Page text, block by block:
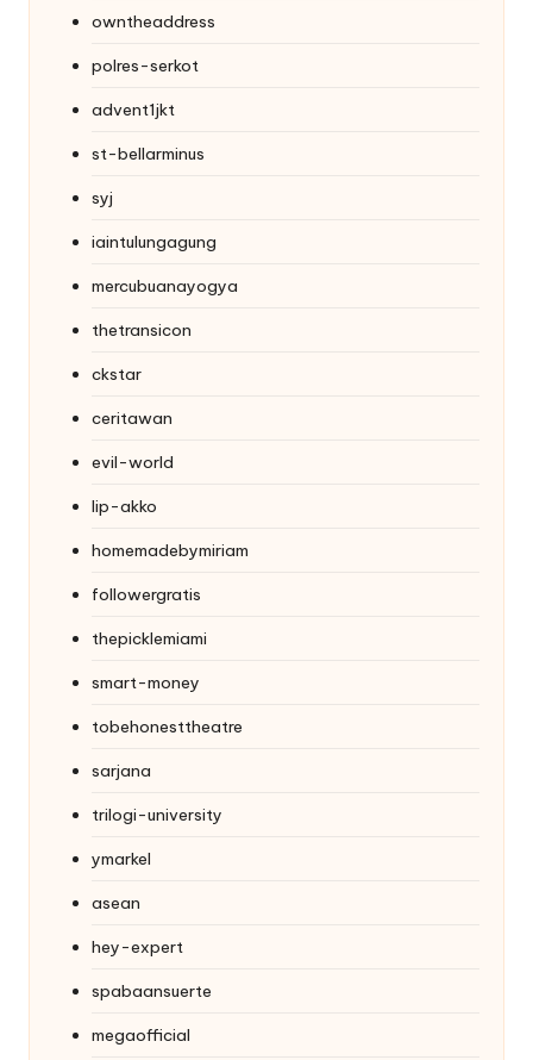
owntheaddress
polres-serkot
advent1jkt
st-bellarminus
syj
iaintulungagung
mercubuanayogya
thetransicon
ckstar
ceritawan
evil-world
lip-akko
homemadebymiriam
followergratis
thepicklemiami
smart-money
tobehonesttheatre
sarjana
trilogi-university
ymarkel
asean
hey-expert
spabaansuerte
megaofficial